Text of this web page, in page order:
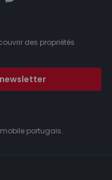
des propriétés
portugais.